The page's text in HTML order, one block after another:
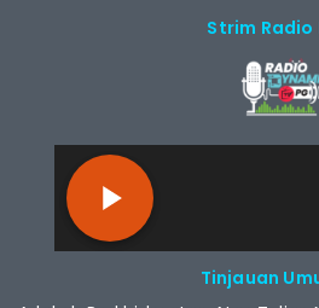
Strim Radio
Tinjauan